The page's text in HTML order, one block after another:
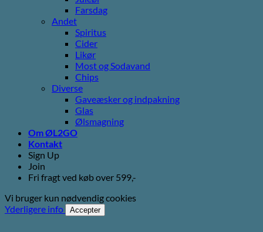
Farsdag
Andet
Spiritus
Cider
Likør
Most og Sodavand
Chips
Diverse
Gaveæsker og indpakning
Glas
Ølsmagning
Om ØL2GO
Kontakt
Sign Up
Join
Fri fragt ved køb over 599,-
Vi bruger kun nødvendig cookies
Yderligere info
Accepter